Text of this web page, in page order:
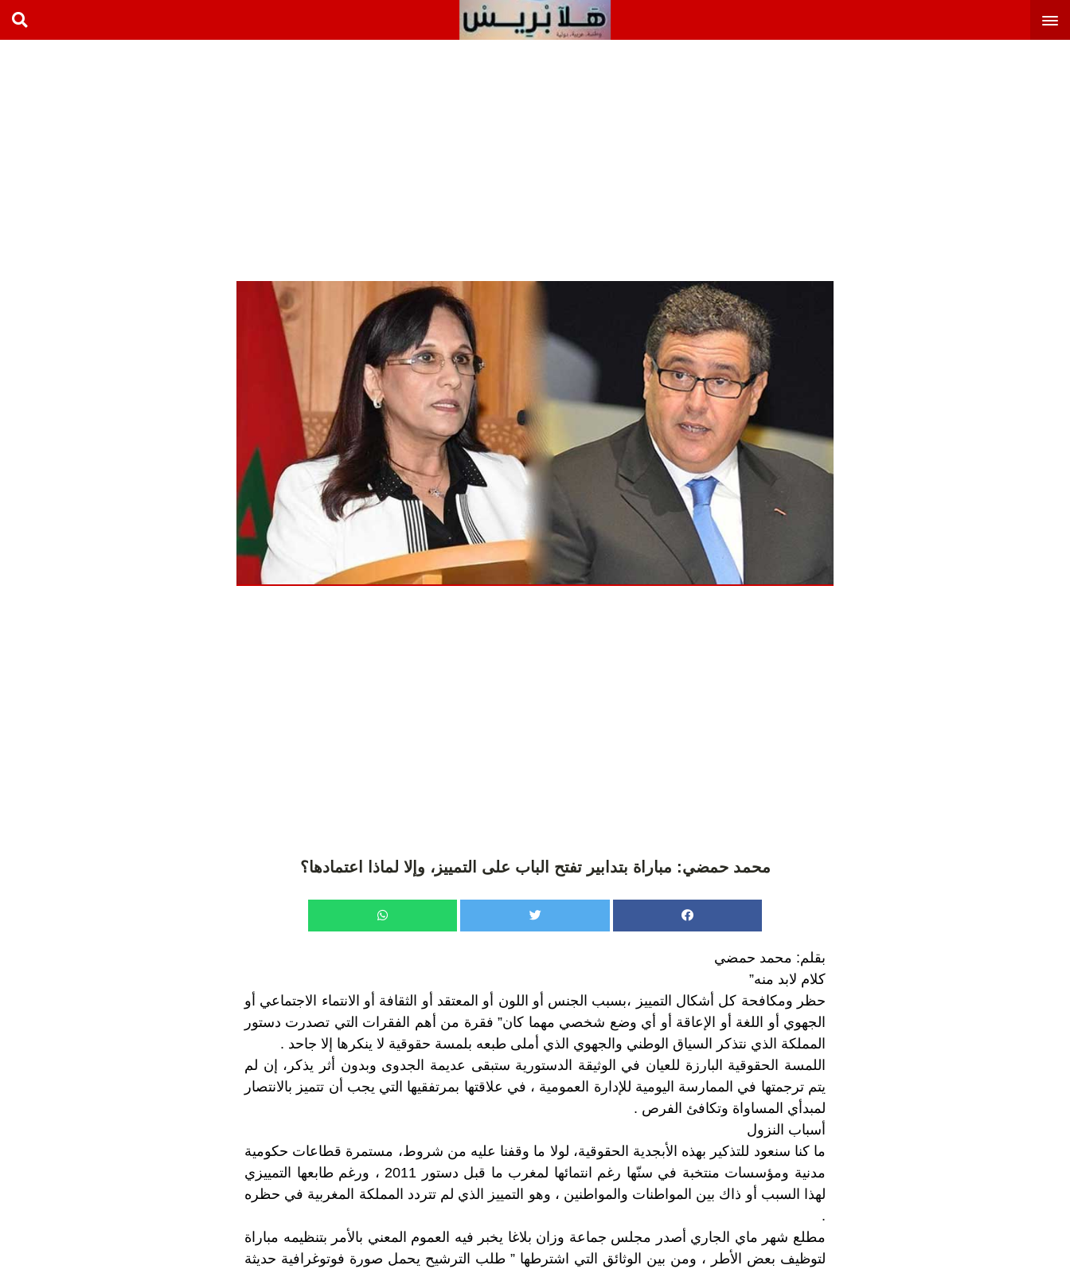
محمد حمضي: مباراة بتدابير تفتح الباب على التمييز، وإلا لماذا اعتمادها؟
بقلم: محمد حمضي
كلام لابد منه”
حظر ومكافحة كل أشكال التمييز ،بسبب الجنس أو اللون أو المعتقد أو الثقافة أو الانتماء الاجتماعي أو
الجهوي أو اللغة أو الإعاقة أو أي وضع شخصي مهما كان” فقرة من أهم الفقرات التي تصدرت دستور
المملكة الذي نتذكر السياق الوطني والجهوي الذي أملى طبعه بلمسة حقوقية لا ينكرها إلا جاحد .
اللمسة الحقوقية البارزة للعيان في الوثيقة الدستورية ستبقى عديمة الجدوى وبدون أثر يذكر، إن لم
يتم ترجمتها في الممارسة اليومية للإدارة العمومية ، في علاقتها بمرتفقيها التي يجب أن تتميز بالانتصار
لمبدأي المساواة وتكافئ الفرص .
أسباب النزول
ما كنا سنعود للتذكير بهذه الأبجدية الحقوقية، لولا ما وقفنا عليه من شروط، مستمرة قطاعات حكومية
مدنية ومؤسسات منتخبة في سنّها رغم انتمائها لمغرب ما قبل دستور 2011 ، ورغم طابعها التمييزي
لهذا السبب أو ذاك بين المواطنات والمواطنين ، وهو التمييز الذي لم تتردد المملكة المغربية في حظره
.
مطلع شهر ماي الجاري أصدر مجلس جماعة وزان بلاغا يخبر فيه العموم المعني بالأمر بتنظيمه مباراة
لتوظيف بعض الأطر ، ومن بين الوثائق التي اشترطها ” طلب الترشيح يحمل صورة فوتوغرافية حديثة